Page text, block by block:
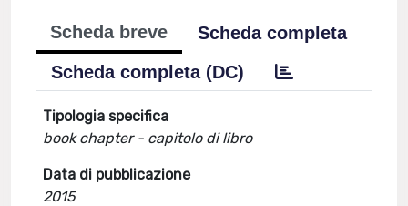
Scheda breve
Scheda completa
Scheda completa (DC)
Tipologia specifica
book chapter - capitolo di libro
Data di pubblicazione
2015